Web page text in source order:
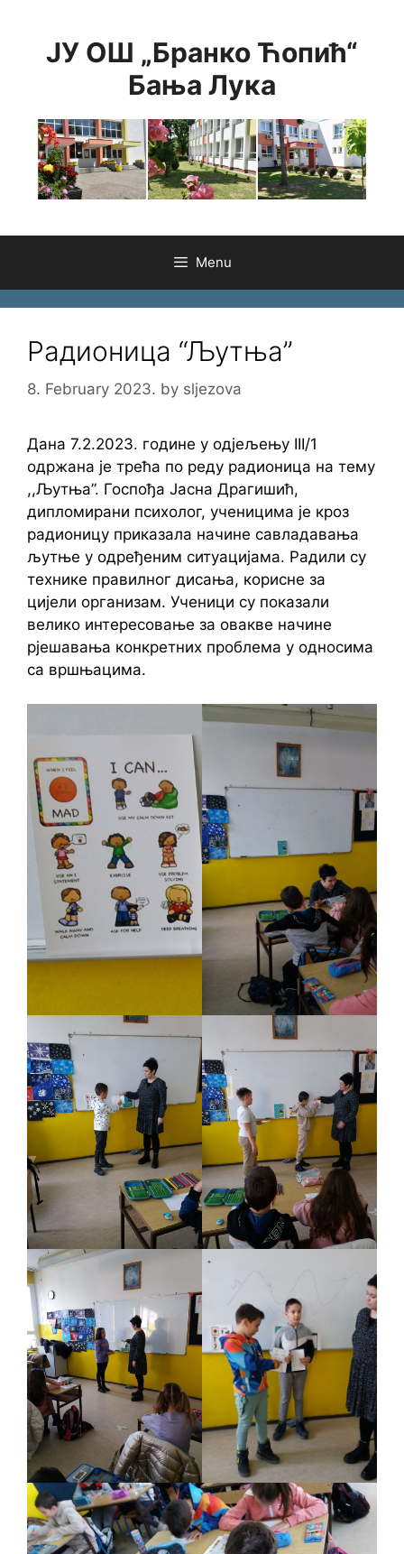
contentЈУ ОШ „Бранко Ћопић“
Бања Лука
Menu
Радионица “Љутња”
8. February 2023. by sljezova
Дана 7.2.2023. године у одјељењу III/1
одржана је трећа по реду радионица на тему
,,Љутња”. Госпођа Јасна Драгишић,
дипломирани психолог, ученицима је кроз
радионицу приказала начине савладавања
љутње у одређеним ситуацијама. Радили су
технике правилног дисања, корисне за
цијели организам. Ученици су показали
велико интересовање за овакве начине
рјешавања конкретних проблема у односима
са вршњацима.